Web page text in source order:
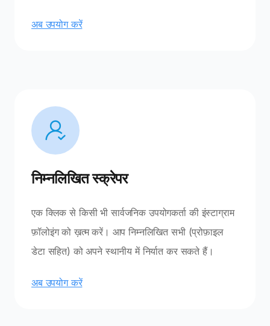
अब उपयोग करें
निम्नलिखित स्क्रेपर
एक क्लिक से किसी भी सार्वजनिक उपयोगकर्ता की इंस्टाग्राम
फ़ॉलोइंग को ख़त्म करें। आप निम्नलिखित सभी (प्रोफ़ाइल
डेटा सहित) को अपने स्थानीय में निर्यात कर सकते हैं।
अब उपयोग करें